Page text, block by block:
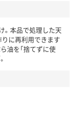
。本品で処理した天
に再利用できます
油を「捨てずに使